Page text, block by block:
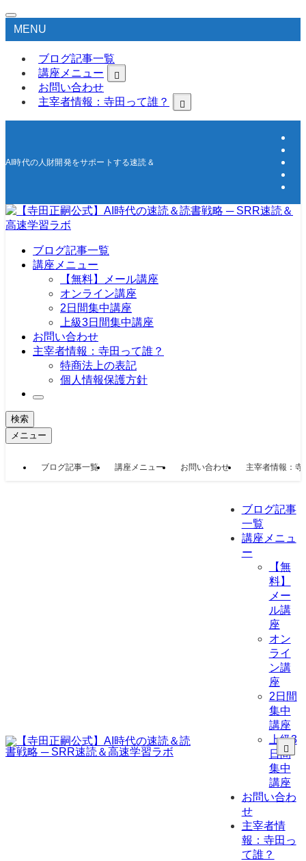
MENU
ブログ記事一覧
講座メニュー
お問い合わせ
主宰者情報：寺田って誰？
AI時代の人財開発をサポートする速読＆高速学習の研究所
ブログ記事一覧
講座メニュー
【無料】メール講座
オンライン講座
2日間集中講座
上級3日間集中講座
お問い合わせ
主宰者情報：寺田って誰？
特商法上の表記
個人情報保護方針
検索
メニュー
ブログ記事一覧 講座メニュー お問い合わせ 主宰者情報：寺
ブログ記事
一覧
講座メニュ
ー
【無
料】
メー
ル講
座
オン
ライ
ン講
座
2日間
集中
講座
上級3
日間
集中
講座
お問い合わ
せ
主宰者情
報：寺田っ
て誰？